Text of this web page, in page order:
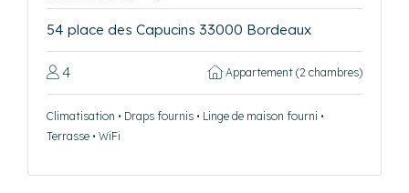
54 place des Capucins 33000 Bordeaux
4 Appartement (2 chambres)
Climatisation • Draps fournis • Linge de maison fourni •
Terrasse • WiFi